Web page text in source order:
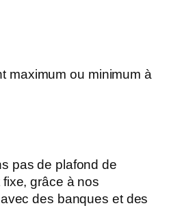
maximum ou minimum à
pas de plafond de
grâce à nos
des banques et des